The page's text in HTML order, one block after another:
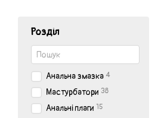
Розділ
Анальна змазка 4
Мастурбатори 38
Анальні плаги 15